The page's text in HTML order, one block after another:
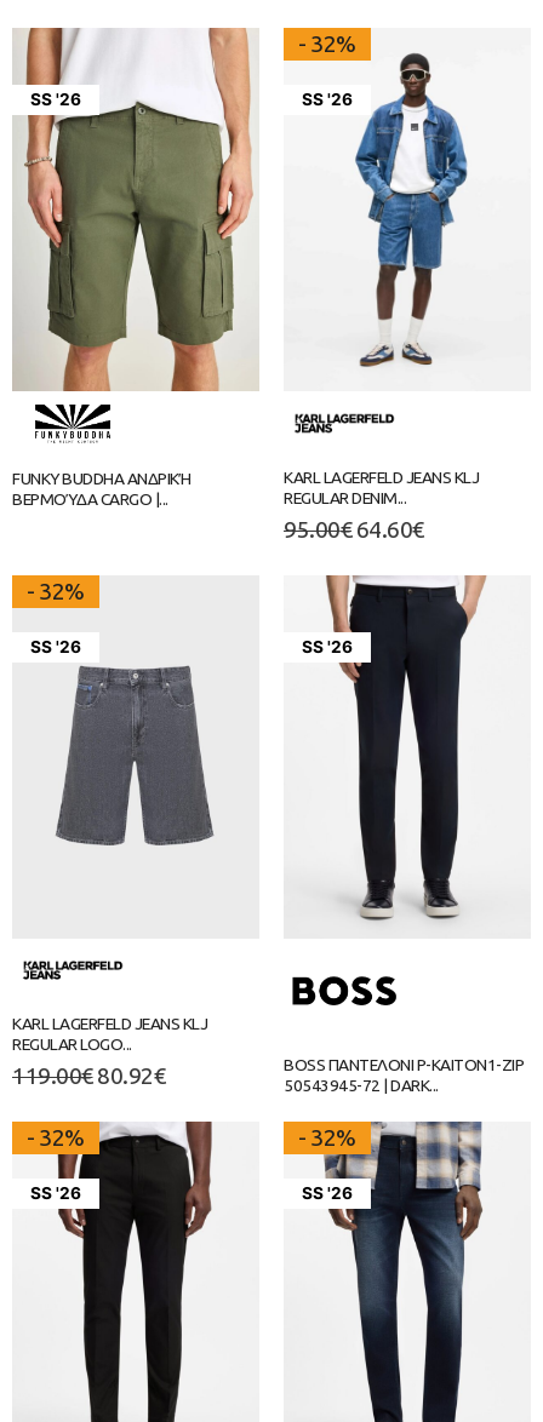
SS '26
FUNKY BUDDHA ΑΝΔΡΙΚΉ
ΒΕΡΜΟΎΔΑ CARGO |...
SS '26
- 32%
KARL LAGERFELD JEANS KLJ
REGULAR DENIM...
95.00€ 64.60€
SS '26
- 32%
KARL LAGERFELD JEANS KLJ
REGULAR LOGO...
119.00€ 80.92€
SS '26
BOSS ΠΑΝΤΕΛΟΝΙ P-KAITON1-ZIP
50543945-72 | DARK...
SS '26
- 32%
SS '26
- 32%